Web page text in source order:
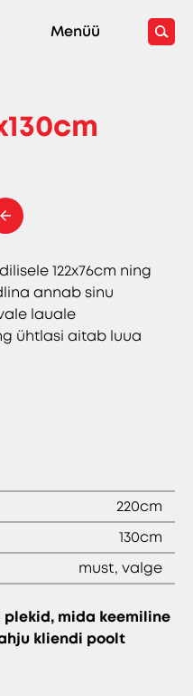
Menüü
122x76cm ning
annab sinu
lauale
ühtlasi aitab luua
220cm
130cm
must, valge
mida keemiline
kliendi poolt